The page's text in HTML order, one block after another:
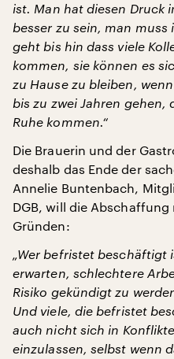
ist. Man hat diesen Druck
besser zu sein, man
geht bis hin dass viele
kommen, sie können es
zu Hause zu bleiben,
bis zu zwei Jahren gehen,
Ruhe kommen.“
Die Brauerin und der
deshalb das Ende der
Annelie Buntenbach,
DGB, will die Abschaffung
Gründen:
„Wer befristet beschäftigt
erwarten, schlechtere
Risiko gekündigt zu
Und viele, die befristet
auch nicht sich in
einzulassen, selbst wenn